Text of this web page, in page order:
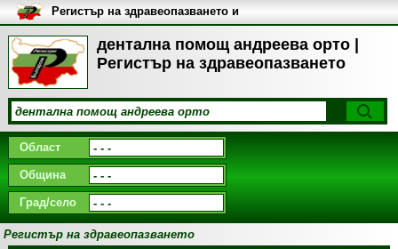
дентална помощ андреева орто |
Регистър на здравеопазването
Регистър на здравеопазването и
медицинските заведения в
България
Област
Община
Град/село
Регистър на здравеопазването